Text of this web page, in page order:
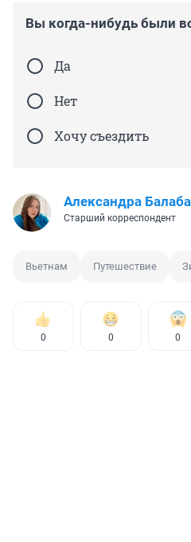
Вы когда-нибудь были
Да
Нет
Хочу съездить
Александра Балаба
Старший корреспондент
Вьетнам Путешествие
0 0 0